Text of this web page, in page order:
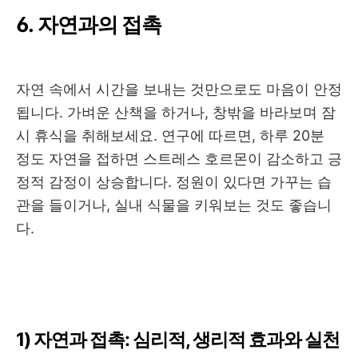
6. 자연과의 접촉
자연 속에서 시간을 보내는 것만으로도 마음이 안정
됩니다. 가벼운 산책을 하거나, 창밖을 바라보며 잠
시 휴식을 취해보세요. 연구에 따르면 , 하루 20분
정도 자연을 접하면 스트레스 호르몬이 감소하고 긍
정적 감정이 상승합니다. 정원이 있다면 가꾸는 습
관을 들이거나, 실내 식물을 키워보는 것도 좋습니
다.
1)자연과 접촉:심리적,생리적 효과와 실천